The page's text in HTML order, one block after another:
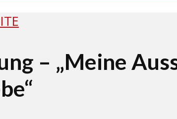
– „Meine